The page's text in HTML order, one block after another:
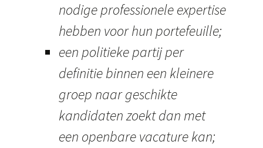
nodige professionele expertise
hebben voor hun portefeuille;
een politieke partij per
definitie binnen een kleinere
groep naar geschikte
kandidaten zoekt dan met
een openbare vacature kan;